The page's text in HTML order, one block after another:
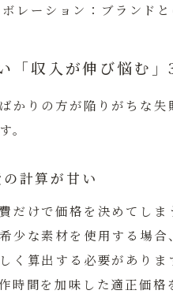
レーション： ブランド
「収入が伸び悩む
かりの方が陥りがちな
。
計算が甘い
だけで価格を決めてし
少な素材を使用する場
く算出する必要があり
時間を加味した適正価